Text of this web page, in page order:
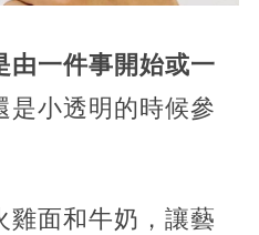
由一件事開始或一
是小透明的時候參
雞面和牛奶，讓藝